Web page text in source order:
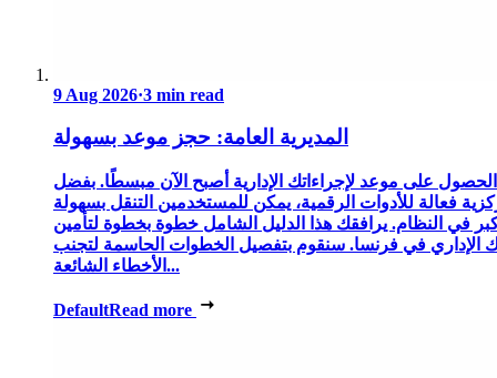
9 Aug 2026·3 min read
المديرية العامة: حجز موعد بسهولة
الحصول على موعد لإجراءاتك الإدارية أصبح الآن مبسطًا. بفضل
فعالة للأدوات الرقمية، يمكن للمستخدمين التنقل بسهولة
في النظام. يرافقك هذا الدليل الشامل خطوة بخطوة لتأمين
الإداري في فرنسا. سنقوم بتفصيل الخطوات الحاسمة لتجنب
الأخطاء الشائعة...
DefaultRead more